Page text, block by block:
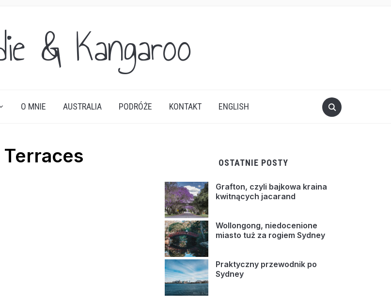
& Kangaroo
O MNIE AUSTRALIA PODRÓŻE KONTAKT ENGLISH
OSTATNIE POSTY
Grafton, czyli bajkowa kraina
kwitnących jacarand
Wollongong, niedocenione
miasto tuż za rogiem Sydney
Praktyczny przewodnik po
Sydney